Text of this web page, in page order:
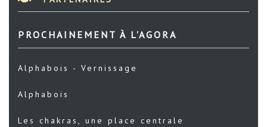
PROCHAINEMENT À L'AGORA
Alphabois - Vernissage
Alphabois
Les chakras, une place centrale